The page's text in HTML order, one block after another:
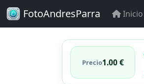
FotoAndresParra Inicio
Precio1.00 €